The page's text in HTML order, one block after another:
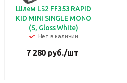
Шлем LS2 FF353 RAPID
KID MINI SINGLE MONO
(S, Gloss White)
Нет в наличии
7 280 руб./шт